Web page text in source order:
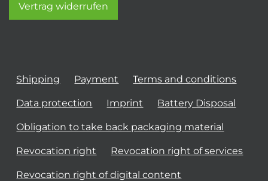
Vertrag widerrufen
Shipping Payment Terms and conditions
Data protection Imprint Battery Disposal
Obligation to take back packaging material
Revocation right Revocation right of services
Revocation right of digital content